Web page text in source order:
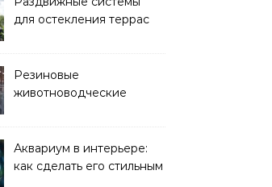
для остекления террас
Резиновые
животноводческие
решать
Аквариум в интерьере:
как сделать его стильным